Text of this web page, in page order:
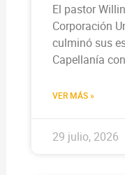
El pastor
Corporación
culminó sus
Capellanía
VER MÁS »
29 julio, 2026